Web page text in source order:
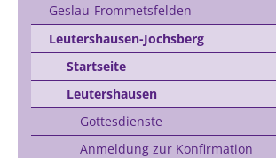
Geslau-Frommetsfelden
Leutershausen-Jochsberg
Startseite
Leutershausen
Gottesdienste
Anmeldung zur Konfirmation